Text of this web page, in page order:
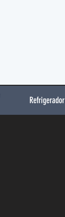
Refrigerador